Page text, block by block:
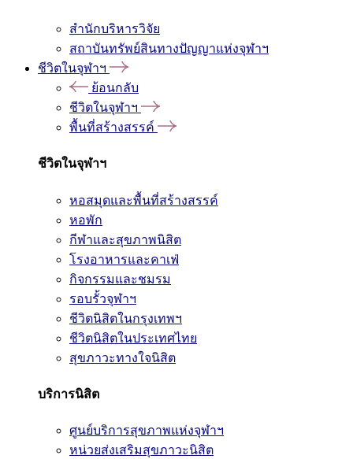
สำนักบริหารวิจัย
สถาบันทรัพย์สินทางปัญญาแห่งจุฬาฯ
ชีวิตในจุฬาฯ
ย้อนกลับ
ชีวิตในจุฬาฯ
พื้นที่สร้างสรรค์
ชีวิตในจุฬาฯ
หอสมุดและพื้นที่สร้างสรรค์
หอพัก
กีฬาและสุขภาพนิสิต
โรงอาหารและคาเฟ่
กิจกรรมและชมรม
รอบรั้วจุฬาฯ
ชีวิตนิสิตในกรุงเทพฯ
ชีวิตนิสิตในประเทศไทย
สุขภาวะทางใจนิสิต
บริการนิสิต
ศูนย์บริการสุขภาพแห่งจุฬาฯ
หน่วยส่งเสริมสุขภาวะนิสิต